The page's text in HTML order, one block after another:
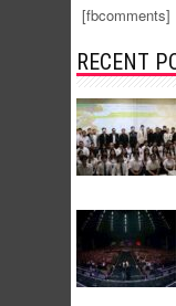
[fbcomments]
RECENT